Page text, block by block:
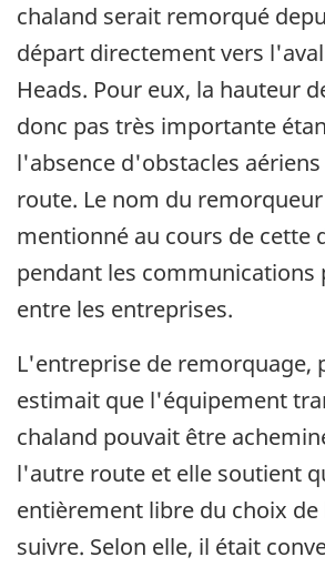
chaland serait remorqué
départ directement vers
Heads. Pour eux, la hauteur
donc pas très importante
l'absence d'obstacles
route. Le nom du
mentionné au cours de cette
pendant les communications
entre les entreprises.
L'entreprise de remorquage,
estimait que l'équipement
chaland pouvait être
l'autre route et elle soutient
entièrement libre du choix de
suivre. Selon elle, il était